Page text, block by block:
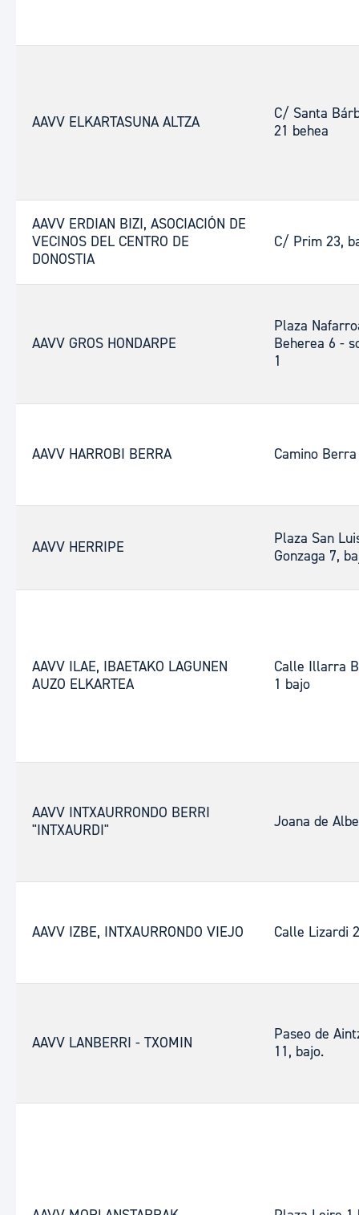
AAVV ELKARTASUNA ALTZA
C/ Santa
21 behea
AAVV ERDIAN BIZI, ASOCIACIÓN DE
VECINOS DEL CENTRO DE
DONOSTIA
C/ Prim 23,
AAVV GROS HONDARPE
Plaza
Beherea 6 -
1
AAVV HARROBI BERRA Camino
AAVV HERRIPE
Plaza San
Gonzaga 7,
AAVV ILAE, IBAETAKO LAGUNEN
AUZO ELKARTEA
Calle Illarra
1 bajo
AAVV INTXAURRONDO BERRI
"INTXAURDI"
Joana de
AAVV IZBE, INTXAURRONDO VIEJO Calle Lizardi
AAVV LANBERRI - TXOMIN
Paseo de
11, bajo.